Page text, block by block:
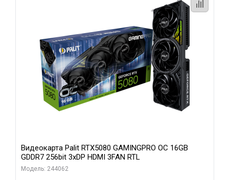
Видеокарта Palit RTX5080 GAMINGPRO OC 16GB
GDDR7 256bit 3xDP HDMI 3FAN RTL
Модель: 244062